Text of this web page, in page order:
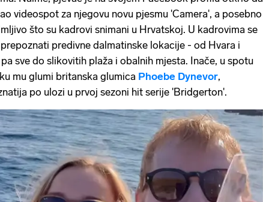
videospot za njegovu novu pjesmu 'Camera', a posebno
što su kadrovi snimani u Hrvatskoj. U kadrovima se
predivne dalmatinske lokacije - od Hvara i
sve do slikovitih plaža i obalnih mjesta. Inače, u spotu
mu glumi britanska glumica Phoebe Dynevor,
po ulozi u prvoj sezoni hit serije 'Bridgerton'.